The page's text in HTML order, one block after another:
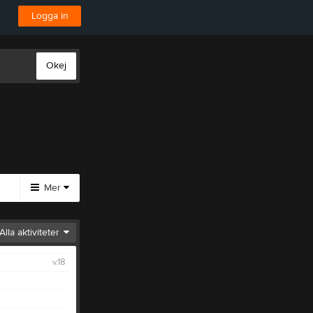
Logga in
Okej
Mer
Alla aktiviteter
v.18